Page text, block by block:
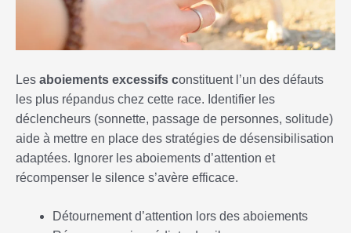
Les aboiements excessifs constituent l’un des défauts
les plus répandus chez cette race. Identifier les
déclencheurs (sonnette, passage de personnes, solitude)
aide à mettre en place des stratégies de désensibilisation
adaptées. Ignorer les aboiements d’attention et
récompenser le silence s’avère efficace.
Détournement d’attention lors des aboiements